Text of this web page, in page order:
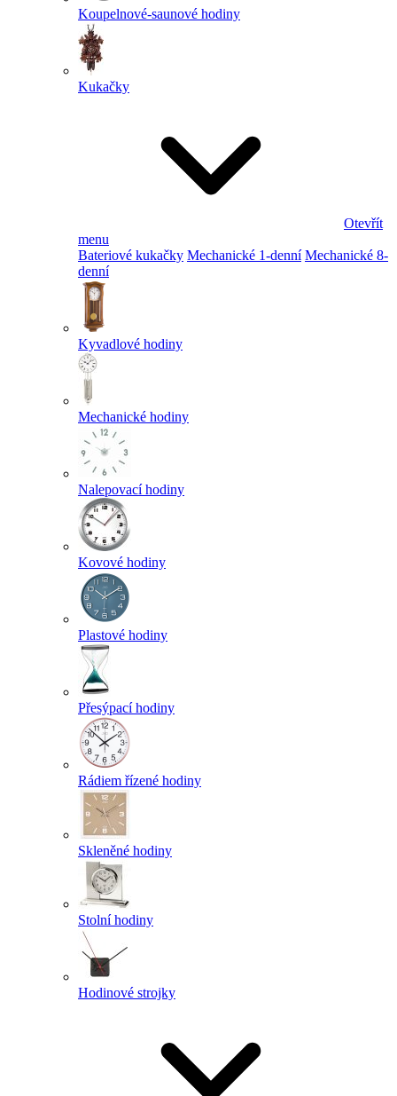
Koupelnové-saunové hodiny
Kukačky
Otevřít
menu
Bateriové kukačky Mechanické 1-denní Mechanické 8-
denní
Kyvadlové hodiny
Mechanické hodiny
Nalepovací hodiny
Kovové hodiny
Plastové hodiny
Přesýpací hodiny
Rádiem řízené hodiny
Skleněné hodiny
Stolní hodiny
Hodinové strojky